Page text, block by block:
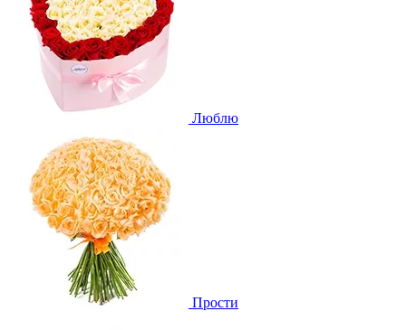
Люблю
Прости